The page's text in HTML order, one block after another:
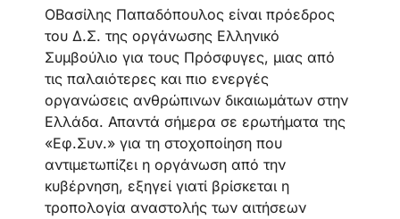
ΟΒασίλης Παπαδόπουλος είναι πρόεδρος
του Δ.Σ. της οργάνωσης Ελληνικό
Συμβούλιο για τους Πρόσφυγες, μιας από
τις παλαιότερες και πιο ενεργές
οργανώσεις ανθρώπινων δικαιωμάτων στην
Ελλάδα. Απαντά σήμερα σε ερωτήματα της
«Εφ.Συν.» για τη στοχοποίηση που
αντιμετωπίζει η οργάνωση από την
κυβέρνηση, εξηγεί γιατί βρίσκεται η
τροπολογία αναστολής των αιτήσεων